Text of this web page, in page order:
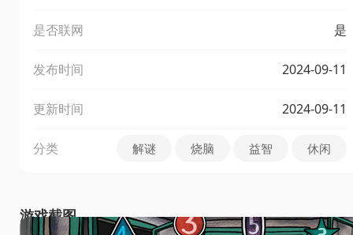
是否联网 是
发布时间 2024-09-11
更新时间 2024-09-11
分类 解谜 烧脑 益智 休闲
游戏截图